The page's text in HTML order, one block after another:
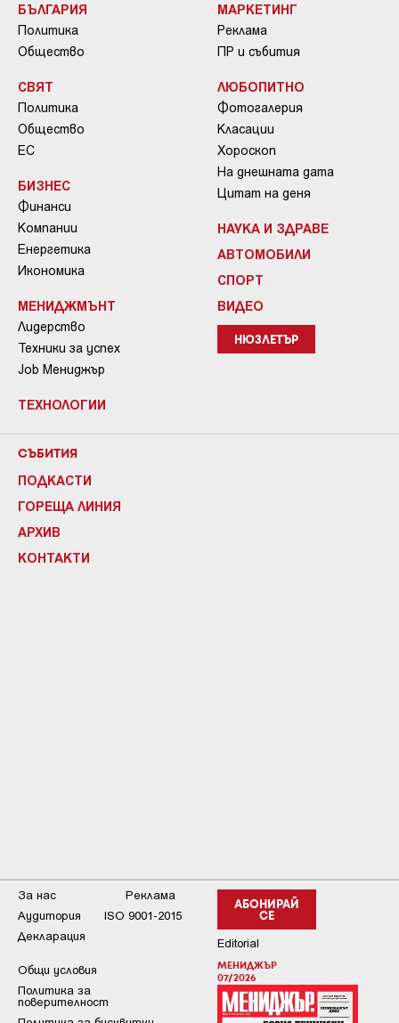
БЪЛГАРИЯ
Политика
Общество
СВЯТ
Политика
Общество
ЕС
БИЗНЕС
Финанси
Компании
Енергетика
Икономика
МЕНИДЖМЪНТ
Лидерство
Техники за успех
Job Мениджър
ТЕХНОЛОГИИ
МАРКЕТИНГ
Реклама
ПР и събития
ЛЮБОПИТНО
Фотогалерия
Класации
Хороскоп
На днешната дата
Цитат на деня
НАУКА И ЗДРАВЕ
АВТОМОБИЛИ
СПОРТ
ВИДЕО
НЮЗЛЕТЪР
СЪБИТИЯ
ПОДКАСТИ
ГОРЕЩА ЛИНИЯ
АРХИВ
КОНТАКТИ
АБОНИРАЙ
СЕ
Editorial
МЕНИДЖЪР
07/2026
За нас
Реклама
Аудитория
ISO 9001-2015
Декларация
Общи условия
Пoлитикa зa
пoвepитeлнocт